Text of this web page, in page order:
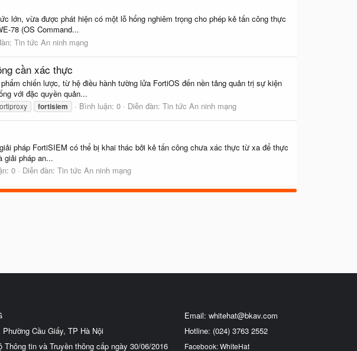
lớn, vừa được phát hiện có một lỗ hổng nghiêm trọng cho phép kẻ tấn công thực
78 (OS Command...
Tin tức An ninh mạng
cần xác thực
chiến lược, từ hệ điều hành tường lửa FortiOS đến nền tảng quản trị sự kiện
với đặc quyền quản...
fortisiem Bình luận: 0 Diễn đàn: Tin tức An ninh mạng
pháp FortiSIEM có thể bị khai thác bởi kẻ tấn công chưa xác thực từ xa để thực
giải pháp an...
0 Diễn đàn: Tin tức An ninh mạng
Cầu Giấy, TP Hà Nội
tin và Truyền thông cấp ngày 30/06/2016
Email: whitehat@bkav.com
Hotline: (024) 3763 2552
Facebook: WhiteHat